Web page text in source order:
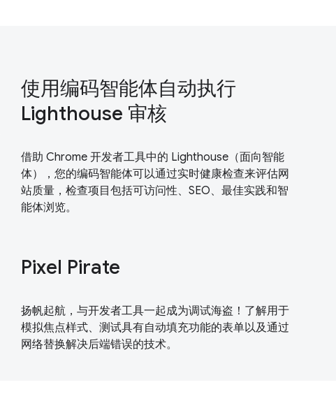
使用编码智能体自动执行
Lighthouse 审核
借助 Chrome 开发者工具中的 Lighthouse（面向智能
体），您的编码智能体可以通过实时健康检查来评估网
站质量，检查项目包括可访问性、SEO、最佳实践和智
能体浏览。
Pixel Pirate
扬帆起航，与开发者工具一起成为调试海盗！了解用于
模拟焦点样式、测试具有自动填充功能的表单以及通过
网络替换解决后端错误的技术。